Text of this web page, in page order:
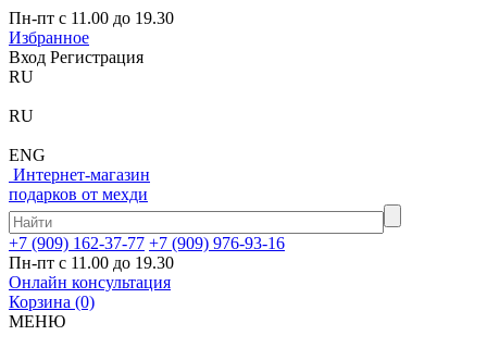
Пн-пт с 11.00 до 19.30
Избранное
Вход Регистрация
RU
RU
ENG
Интернет-магазин
подарков от мехди
+7 (909) 162-37-77 +7 (909) 976-93-16
Пн-пт с 11.00 до 19.30
Онлайн консультация
Корзина (0)
МЕНЮ